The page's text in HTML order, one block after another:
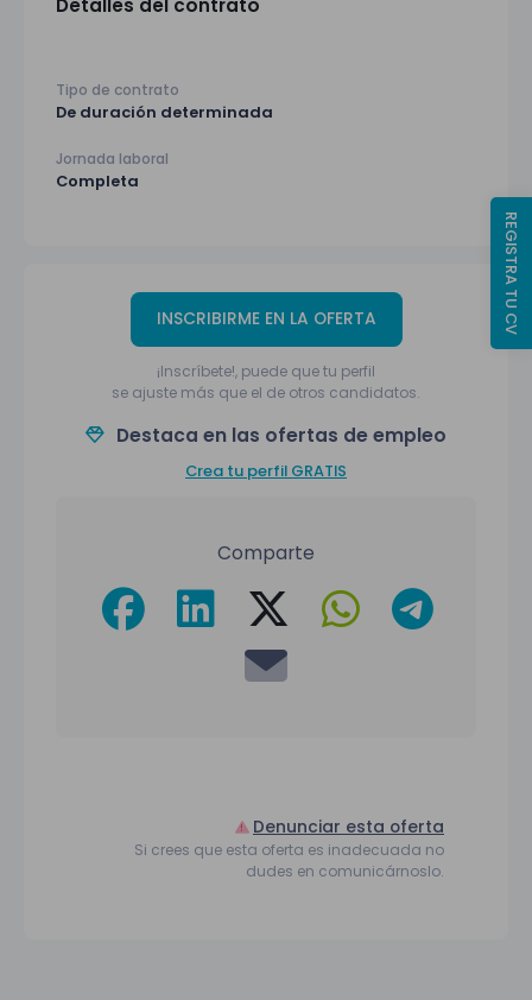
Detalles del contrato
Tipo de contrato
De duración determinada
Jornada laboral
Completa
INSCRIBIRME EN LA OFERTA
¡Inscríbete!, puede que tu perfil
se ajuste más que el de otros candidatos.
Destaca en las ofertas de empleo
Crea tu perfil GRATIS
Comparte
Denunciar esta oferta
Si crees que esta oferta es inadecuada no
dudes en comunicárnoslo.
REGISTRA TU CV